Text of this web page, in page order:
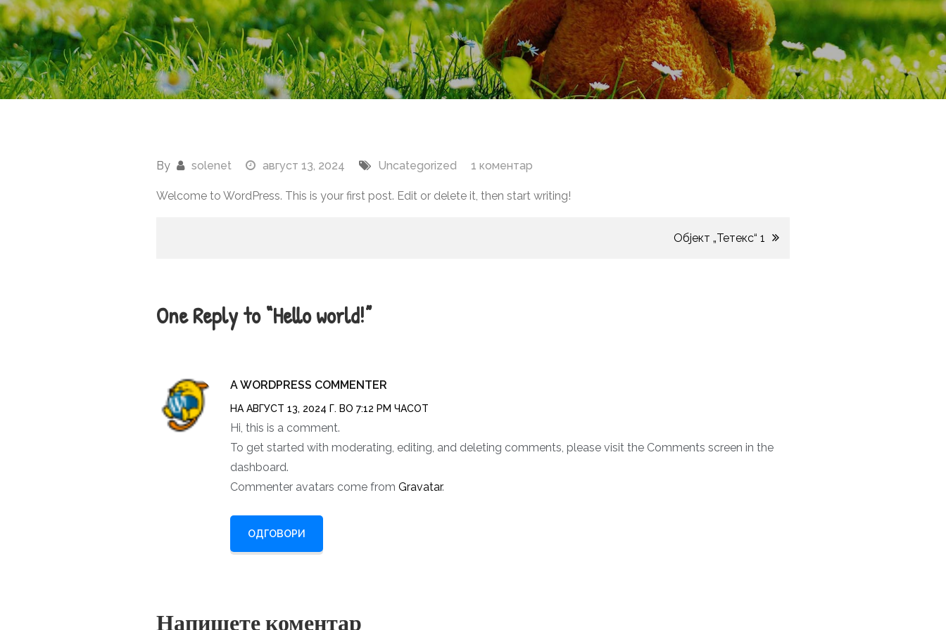
By solenet август 13, 2024 Uncategorized 1 коментар
world!
Welcome to WordPress. This is your first post. Edit or delete it, then start writing!
напис
Објект „Тетекс“ 1
One Reply to “Hello world!”
A WORDPRESS COMMENTER
НА АВГУСТ 13, 2024 Г. ВО 7:12 PM ЧАСОТ
Hi, this is a comment.
To get started with moderating, editing, and deleting comments, please visit the Comments screen in the
dashboard.
Commenter avatars come from Gravatar.
ОДГОВОРИ
Напишете коментар